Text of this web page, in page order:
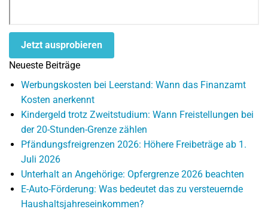
Jetzt ausprobieren
Neueste Beiträge
Werbungskosten bei Leerstand: Wann das Finanzamt
Kosten anerkennt
Kindergeld trotz Zweitstudium: Wann Freistellungen bei
der 20-Stunden-Grenze zählen
Pfändungsfreigrenzen 2026: Höhere Freibeträge ab 1.
Juli 2026
Unterhalt an Angehörige: Opfergrenze 2026 beachten
E-Auto-Förderung: Was bedeutet das zu versteuernde
Haushaltsjahreseinkommen?